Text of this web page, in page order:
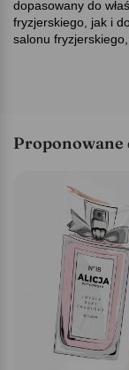
dopasowany do
fryzjerskiego, jak i
salonu
Proponowane